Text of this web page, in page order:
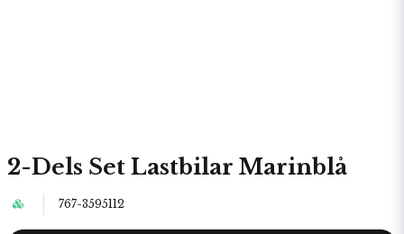
2-Dels Set Lastbilar Marinblå
767-3595112